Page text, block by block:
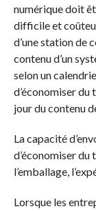
numérique doit
difficile et
d’une station de
contenu d’un
selon un
d’économiser du
jour du contenu
La capacité
d’économiser du
l’emballage,
Lorsque les